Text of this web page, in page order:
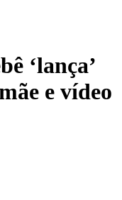
‘lança’
e vídeo